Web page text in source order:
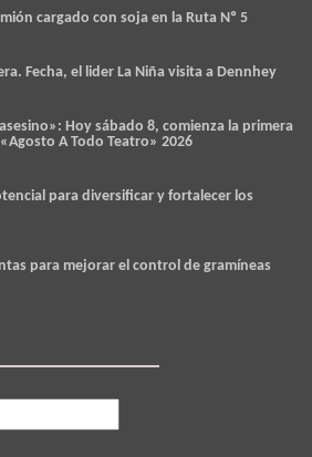
cargado con soja en la Ruta Nº 5
Fecha, el lider La Niña visita a Dennhey
Hoy sábado 8, comienza la primera
A Todo Teatro» 2026
para diversificar y fortalecer los
para mejorar el control de gramíneas